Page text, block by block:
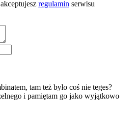
regulamin serwisu
tam też było coś nie teges?
i pamiętam go jako wyjątkowo